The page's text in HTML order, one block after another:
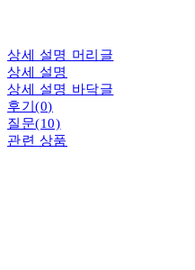
상세 설명 머리글
상세 설명
상세 설명 바닥글
후기(0)
질문(10)
관련 상품